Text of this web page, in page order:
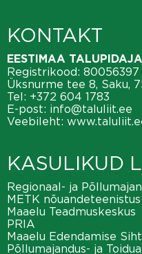
KONTAKT
EESTIMAA
Registrikood: 80056397
Üksnurme tee 8, Saku,
Tel: +372 604 1783
E-post: info@taluliit.ee
Veebileht:
KASULIKUD
Regionaal- ja
METK nõuandeteenistus
Maaelu Teadmuskeskus
PRIA
Maaelu Edendamise
Põllumajandus- ja